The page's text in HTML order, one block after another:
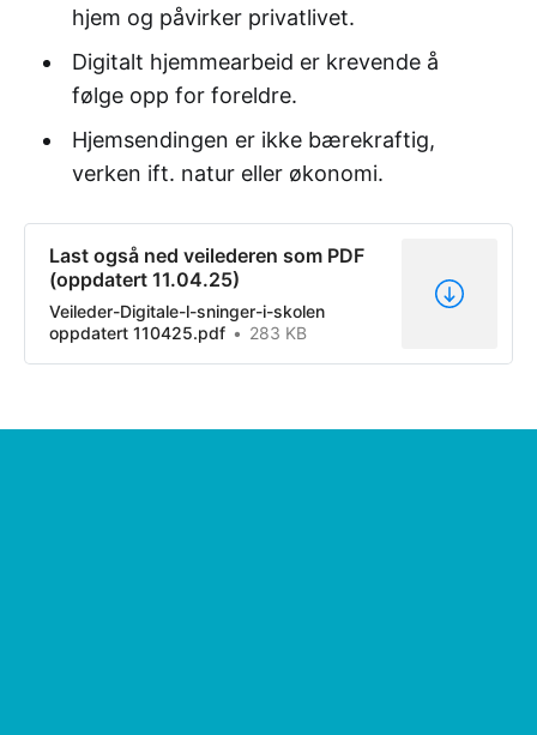
hjem og påvirker privatlivet.
Digitalt hjemmearbeid er krevende å
følge opp for foreldre.
Hjemsendingen er ikke bærekraftig,
verken ift. natur eller økonomi.
Last også ned veilederen som PDF
(oppdatert 11.04.25)
Veileder-Digitale-l-sninger-i-skolen
oppdatert 110425.pdf
283 KB